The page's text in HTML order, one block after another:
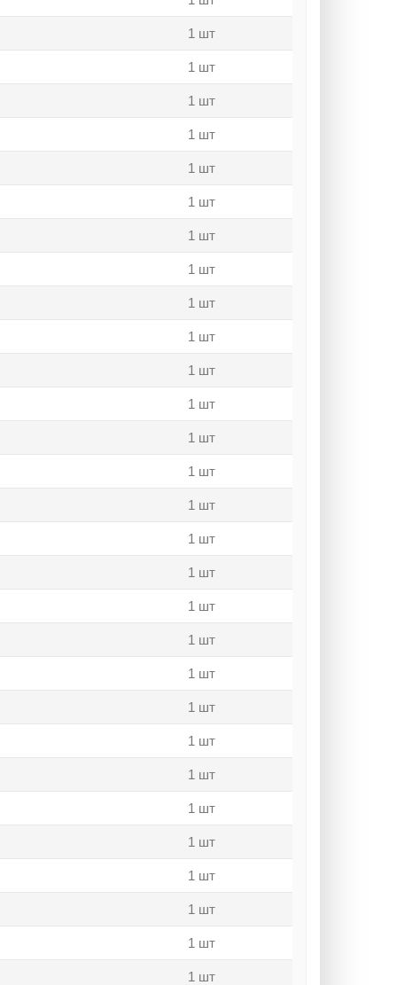
1 шт
1 шт
1 шт
1 шт
1 шт
1 шт
1 шт
1 шт
1 шт
1 шт
1 шт
1 шт
1 шт
1 шт
1 шт
1 шт
1 шт
1 шт
1 шт
1 шт
1 шт
1 шт
1 шт
1 шт
1 шт
1 шт
1 шт
1 шт
1 шт